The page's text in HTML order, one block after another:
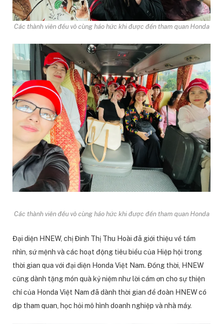
Các thành viên đều vô cùng háo hức khi được đến tham quan Honda
Các thành viên đều vô cùng háo hức khi được đến tham quan Honda
Đại diện HNEW, chị Đinh Thị Thu Hoài đã giới thiệu về tầm
nhìn, sứ mệnh và các hoạt động tiêu biểu của Hiệp hội trong
thời gian qua với đại diện Honda Việt Nam. Đồng thời, HNEW
cũng dành tặng món quà kỷ niệm như lời cám ơn cho sự thiện
chí của Honda Việt Nam đã dành thời gian để đoàn HNEW có
dịp tham quan, học hỏi mô hình doanh nghiệp và nhà máy.